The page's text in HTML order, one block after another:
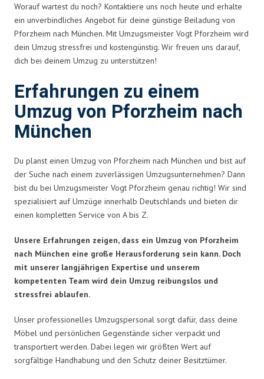
Worauf wartest du noch? Kontaktiere uns noch heute und erhalte
ein unverbindliches Angebot für deine günstige Beiladung von
Pforzheim nach München. Mit Umzugsmeister Vogt Pforzheim wird
dein Umzug stressfrei und kostengünstig. Wir freuen uns darauf,
dich bei deinem Umzug zu unterstützen!
Erfahrungen zu einem
Umzug von Pforzheim nach
München
Du planst einen Umzug von Pforzheim nach München und bist auf
der Suche nach einem zuverlässigen Umzugsunternehmen? Dann
bist du bei Umzugsmeister Vogt Pforzheim genau richtig! Wir sind
spezialisiert auf Umzüge innerhalb Deutschlands und bieten dir
einen kompletten Service von A bis Z.
Unsere Erfahrungen zeigen, dass ein Umzug von Pforzheim
nach München eine große Herausforderung sein kann. Doch
mit unserer langjährigen Expertise und unserem
kompetenten Team wird dein Umzug reibungslos und
stressfrei ablaufen.
Unser professionelles Umzugspersonal sorgt dafür, dass deine
Möbel und persönlichen Gegenstände sicher verpackt und
transportiert werden. Dabei legen wir größten Wert auf
sorgfältige Handhabung und den Schutz deiner Besitztümer.